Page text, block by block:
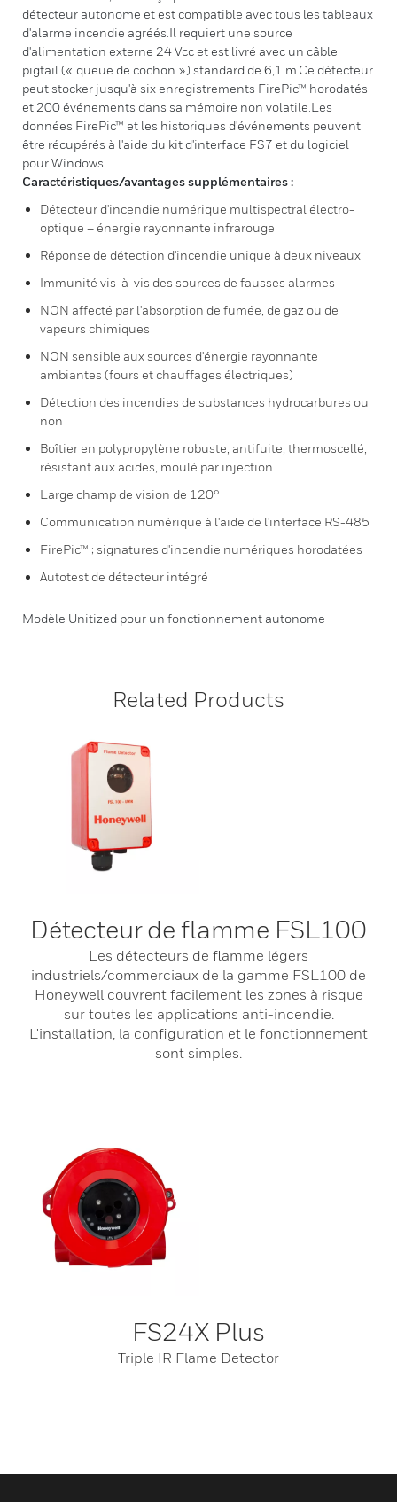
détecteur autonome et est compatible avec tous les tableaux
d'alarme incendie agréés.Il requiert une source
d'alimentation externe 24 Vcc et est livré avec un câble
pigtail (« queue de cochon ») standard de 6,1 m.Ce détecteur
peut stocker jusqu'à six enregistrements FirePic™ horodatés
et 200 événements dans sa mémoire non volatile.Les
données FirePic™ et les historiques d'événements peuvent
être récupérés à l'aide du kit d'interface FS7 et du logiciel
pour Windows.
Caractéristiques/avantages supplémentaires :
Détecteur d'incendie numérique multispectral électro-
optique – énergie rayonnante infrarouge
Réponse de détection d'incendie unique à deux niveaux
Immunité vis-à-vis des sources de fausses alarmes
NON affecté par l'absorption de fumée, de gaz ou de
vapeurs chimiques
NON sensible aux sources d'énergie rayonnante
ambiantes (fours et chauffages électriques)
Détection des incendies de substances hydrocarbures ou
non
Boîtier en polypropylène robuste, antifuite, thermoscellé,
résistant aux acides, moulé par injection
Large champ de vision de 120°
Communication numérique à l'aide de l'interface RS-485
FirePic™ ; signatures d'incendie numériques horodatées
Autotest de détecteur intégré
Modèle Unitized pour un fonctionnement autonome
Related Products
Détecteur de flamme FSL100
Les détecteurs de flamme légers
industriels/commerciaux de la gamme FSL100 de
Honeywell couvrent facilement les zones à risque
sur toutes les applications anti-incendie.
L'installation, la configuration et le fonctionnement
sont simples.
FS24X Plus
Triple IR Flame Detector